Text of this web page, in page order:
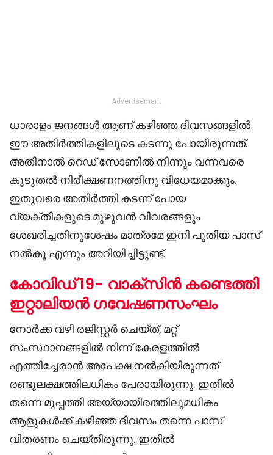
Advertisement
ധാരാളം ജനങ്ങൾ ആണ് കഴിഞ്ഞ ദിവസങ്ങളിൽ
ഈ അതിർത്തികളിലൂടെ കടന്നു പോയിരുന്നത്.
അതിനാൽ റെഡ് സോണിൽ നിന്നും വന്നവരെ
കൂടുതൽ നിരീക്ഷണനത്തിനു വിധേയമാക്കും.
ഇതുവരെ അതിർത്തി കടന്ന് പോയ
വ്യക്തികളുടെ മുഴുവൻ വിവരങ്ങളും
ശേഖരിച്ചതിനുശേഷം മാത്രമേ ഇനി പുതിയ പാസ്
നൽകൂ എന്നും അറിയിച്ചിട്ടുണ്ട്.
കോവിഡ് 19- വാക്സിൻ കണ്ടെത്തി
ഇറ്റാലിയൻ ഗവേഷണസംഘം
നോർക്ക വഴി രജിസ്റ്റർ ചെയ്ത്, മറ്റ്
സംസ്ഥാനങ്ങളിൽ നിന്ന് കേരളത്തിൽ
എത്തിച്ചേരാൻ അപേക്ഷ നൽകിയിരുന്നത്
രണ്ടുലക്ഷത്തിലധികം പേരായിരുന്നു. ഇതിൽ
തന്നെ മുപ്പത്തി അയ്യായിരത്തിലുമധികം
ആളുകൾക്ക് കഴിഞ്ഞ ദിവസം തന്നെ പാസ്
വിതരണം ചെയ്തിരുന്നു. ഇതിൽ